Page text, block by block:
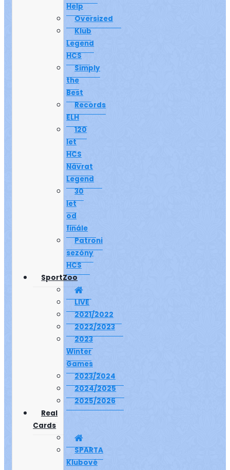
Help
Oversized
Klub
Legend
HCS
Simply
the
Best
Records
ELH
120
let
HCS
Návrat
Legend
30
let
od
finále
Patroni
sezóny
HCS
SportZoo
LIVE
2021/2022
2022/2023
2023
Winter
Games
2023/2024
2024/2025
2025/2026
Real
Cards
SPARTA
Klubové